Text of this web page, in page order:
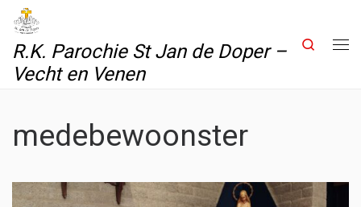
Skip to content
R.K. Parochie St Jan de Doper –
Vecht en Venen
Search
medebewoonster